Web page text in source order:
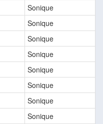
Sonique
Sonique
Sonique
Sonique
Sonique
Sonique
Sonique
Sonique